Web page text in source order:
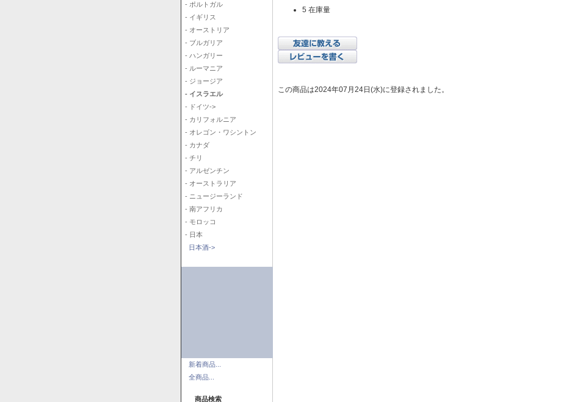
- ポルトガル
- イギリス
- オーストリア
- ブルガリア
- ハンガリー
- ルーマニア
- ジョージア
- イスラエル
- ドイツ->
- カリフォルニア
- オレゴン・ワシントン
- カナダ
- チリ
- アルゼンチン
- オーストラリア
- ニュージーランド
- 南アフリカ
- モロッコ
- 日本
日本酒->
新着商品...
全商品...
商品検索
5 在庫量
この商品は2024年07月24日(水)に登録されました。